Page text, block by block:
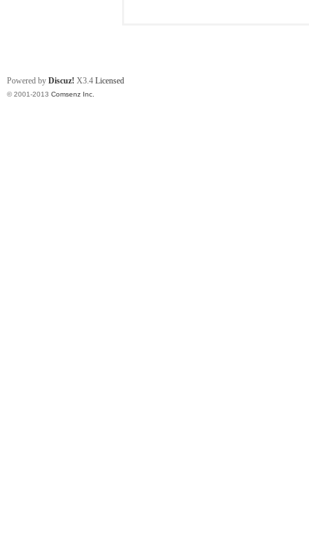
Powered by Discuz! X3.4 Licensed
© 2001-2013 Comsenz Inc.